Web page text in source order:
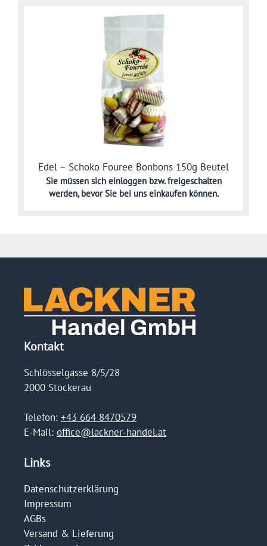
Edel – Schoko Fouree Bonbons 150g Beutel
Sie müssen sich einloggen bzw. freigeschalten
werden,bevor Sie bei uns einkaufen können.
Kontakt
Schlösselgasse 8/5/28
2000 Stockerau
Telefon: +43 664 8470579
E-Mail: office@lackner-handel.at
Links
Datenschutzerklärung
Impressum
AGBs
Versand & Lieferung